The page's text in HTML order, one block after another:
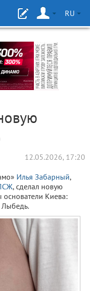
RU
12.05.2026, 17:20
Илья Забарный,
, сделал новую
основатели Киева:
Лыбедь.